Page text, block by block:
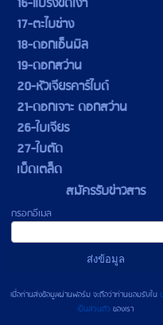
17-ตะไบช่าง
18-ดอกเอ็นมิล
19-ดอกสว่าน
20-หัวเจียรคาร์ไบด์
21-ดอกเจาะ ดอกสว่าน
26-ใบเจียร
27-ใบตัด
เบ็ดเตล็ด
สมัครรับข่าวสาร
กรอกอีเมล
เมื่อท่านส่งข้อมูลผ่านฟอร์ม จะถือว่าท่านยอมรับใน
เป็นส่วนตัวของเรา